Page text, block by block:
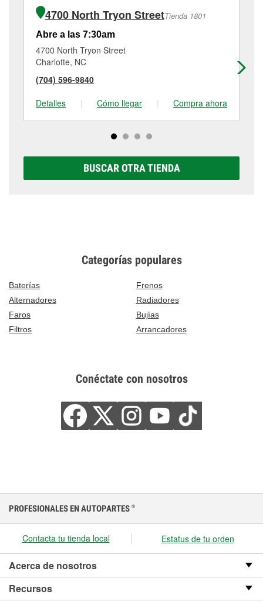
4700 North Tryon StreetTienda 1801
Abre a las 7:30am
4700 North Tryon Street
Charlotte, NC
(704) 596-9840
Detalles
| Cómo llegar | Compra ahora
BUSCAR OTRA TIENDA
Categorías populares
Baterías
Frenos
Alternadores
Radiadores
Faros
Bujías
Filtros
Arrancadores
Conéctate con nosotros
PROFESIONALES EN AUTOPARTES ®
Contacta tu tienda local Estatus de tu orden
Acerca de nosotros
Recursos